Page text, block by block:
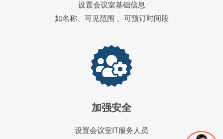
设置会议室基础信息
如名称、可见范围 、可预订时间段
加强安全
设置会议室IT服务人员